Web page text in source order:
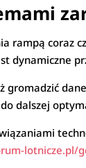
rampą coraz
dynamiczne
dalszej
lotnicze.pl/